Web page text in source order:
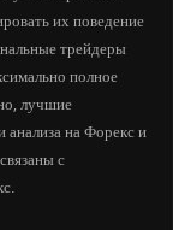
их поведение
трейдеры
полное
лучшие
анализа на Форекс и
с